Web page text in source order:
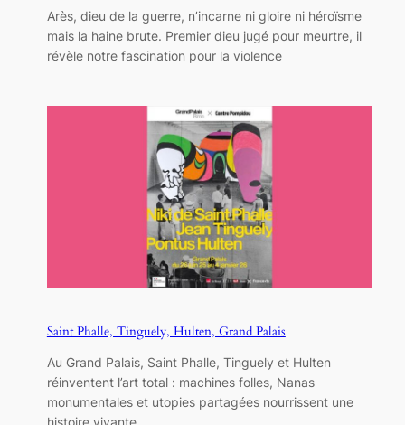
Arès, dieu de la guerre, n’incarne ni gloire ni héroïsme
mais la haine brute. Premier dieu jugé pour meurtre, il
révèle notre fascination pour la violence
Saint Phalle, Tinguely, Hulten, Grand Palais
Au Grand Palais, Saint Phalle, Tinguely et Hulten
réinventent l’art total : machines folles, Nanas
monumentales et utopies partagées nourrissent une
histoire vivante